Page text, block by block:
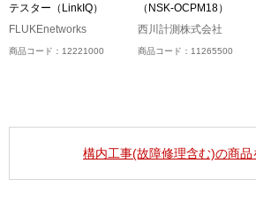
テスター（LinkIQ）
FLUKEnetworks
商品コード：12221000
（NSK-OCPM18）
西川計測株式会社
商品コード：11265500
構内工事(故障修理含む)の商品